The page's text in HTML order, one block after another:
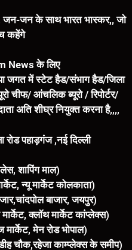
जन के साथ भारत भास्कर,, जो
कहेंगे
News के लिए
जगत में स्टेट हैड/संभाग हैड/जिला
चीफ/ आंचलिक ब्यूरो / रिपोर्टर/
अति शीघ्र नियुक्त करना है,,,,
रोड पहाड़गंज ,नई दिल्ली
शापिंग माल)
न्यू मार्केट कोलकाता)
बाजार, जयपुर)
क्लॉथ मार्केट कांप्लेक्स)
मेन रोड भोपाल)
चौक,रहेजा काम्प्लेक्स के समीप)